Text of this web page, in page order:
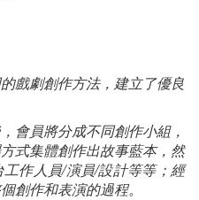
戲劇創作方法，建立了優良
會員將分成不同創作小組，
式集體創作出故事藍本，然
作人員/演員/設計等等；經
創作和表演的過程。